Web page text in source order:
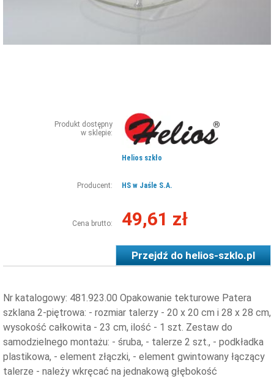
Produkt dostępny
w sklepie:
Helios szkło
Producent: HS w Jaśle S.A.
Cena brutto: 49,61 zł
Przejdź dohelios-szklo.pl
Nr katalogowy: 481.923.00 Opakowanie tekturowe Patera
szklana 2-piętrowa: - rozmiar talerzy - 20 x 20 cm i 28 x 28 cm,
wysokość całkowita - 23 cm, ilość - 1 szt. Zestaw do
samodzielnego montażu: - śruba, - talerze 2 szt., - podkładka
plastikowa, - element złączki, - element gwintowany łączący
talerze - należy wkręcać na jednakową głębokość